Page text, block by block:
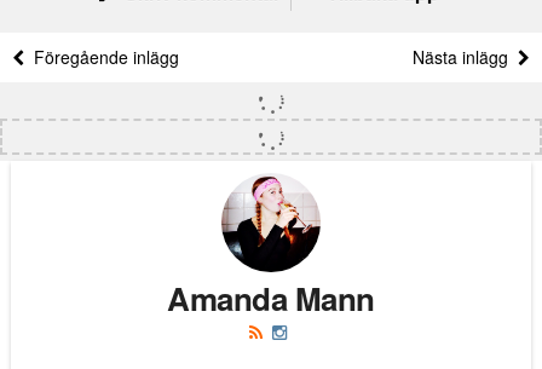
Föregående inlägg Nästa inlägg
Amanda Mann